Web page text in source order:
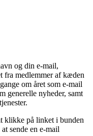
og din e-mail,
fra medlemmer af kæden
om året som e-mail
generelle nyheder, samt
klikke på linket i bunden
sende en e-mail